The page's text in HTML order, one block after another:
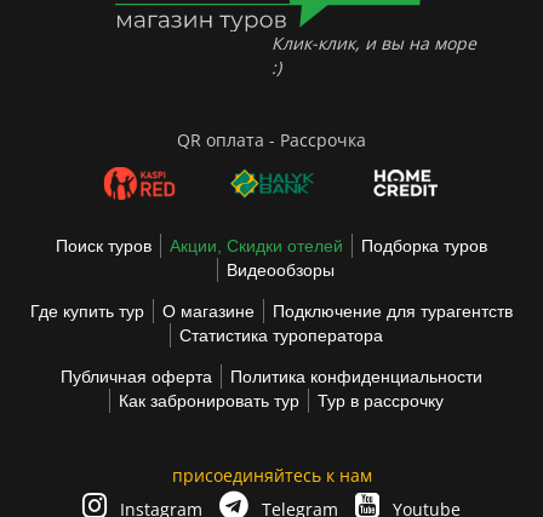
Клик-клик, и вы на море
:)
QR оплата - Рассрочка
Поиск туров Акции, Скидки отелей
Подборка туров
Видеообзоры
Где купить тур О магазине
Подключение для турагентств
Статистика туроператора
Публичная оферта
Политика конфиденциальности
Как забронировать тур
Тур в рассрочку
присоединяйтесь к нам
Instagram
Telegram Youtube